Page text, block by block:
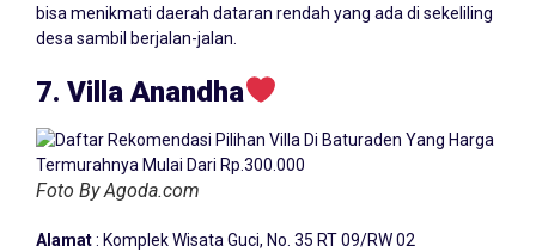
bisa menikmati daerah dataran rendah yang ada di sekeliling
desa sambil berjalan-jalan.
7. Villa Anandha
Foto By Agoda.com
Alamat: Komplek Wisata Guci, No. 35 RT 09/RW 02